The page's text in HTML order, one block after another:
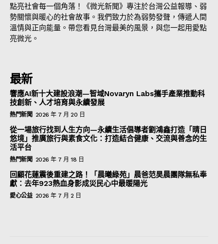
點亮社會每一個角落！《微光新聞》專注於台灣公益報導、弱
勢關懷與暖心的社會故事。我們致力於為弱勢發聲，傳遞人間
溫情與正向能量。帶您看見台灣最美的風景，與您一起用愛點
亮微光。
最新
響應AI新十大建設浪潮—智域Novaryn Labs攜手產業推動科
技創新、人才培育與永續發展
熱門新聞 2026 年 7 月 20 日
從一場旅行找到人生方向—永續生活倡導者劉鴻鑫打造「晴日
悠境」推廣旅行與素食文化：打造結合健康、交流與善念的生
活平台
熱門新聞 2026 年 7 月 18 日
回顧花蓮震後重建之路！「晨曦綠苑」晨爸范昊晨團隊無私奉
獻：去年923熱血身影成災民心中最暖陽光
愛心公益 2026 年 7 月 2 日